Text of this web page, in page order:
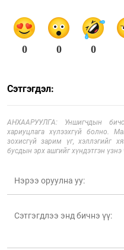
0 0 0
Сэтгэгдэл:
АНХААРУУЛГА: Уншигчдын
хариуцлага хүлээхгүй болно.
зохисгүй зарим үг, хэллэгийг
бусдын эрх ашгийг хүндэтгэн үзнэ